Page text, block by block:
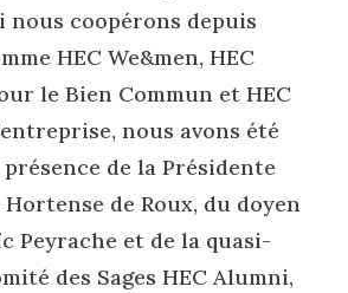
nous coopérons depuis
HEC We&men, HEC
le Bien Commun et HEC
nous avons été
de la Présidente
Hortense de Roux, du doyen
Peyrache et de la quasi-
des Sages HEC Alumni,